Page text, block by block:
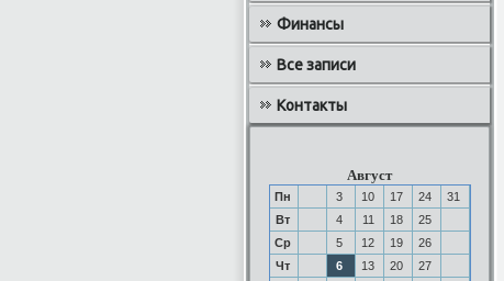
Финансы
Все записи
Контакты
Август
Пн 3 10 17 24
31
Вт
4 11 18
25
Ср
5 12 19
26
Чт
6 13 20
27